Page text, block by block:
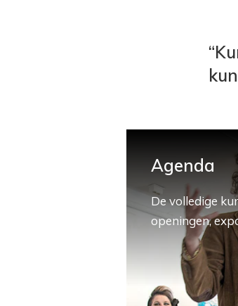
Agenda
De volledige
openingen,